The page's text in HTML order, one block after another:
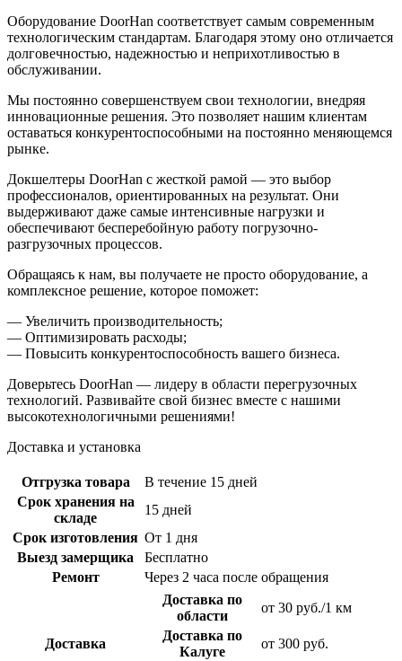
Оборудование DoorHan соответствует самым современным
технологическим стандартам. Благодаря этому оно отличается
долговечностью, надежностью и неприхотливостью в
обслуживании.
Мы постоянно совершенствуем свои технологии, внедряя
инновационные решения. Это позволяет нашим клиентам
оставаться конкурентоспособными на постоянно меняющемся
рынке.
Докшелтеры DoorHan с жесткой рамой — это выбор
профессионалов, ориентированных на результат. Они
выдерживают даже самые интенсивные нагрузки и
обеспечивают бесперебойную работу погрузочно-
разгрузочных процессов.
Обращаясь к нам, вы получаете не просто оборудование, а
комплексное решение, которое поможет:
— Увеличить производительность;
— Оптимизировать расходы;
— Повысить конкурентоспособность вашего бизнеса.
Доверьтесь DoorHan — лидеру в области перегрузочных
технологий. Развивайте свой бизнес вместе с нашими
высокотехнологичными решениями!
Доставка и установка
Отгрузка товара
В течение 15 дней
Срок хранения на
складе
15 дней
Срок изготовления От 1 дня
Выезд замерщика
Бесплатно
Ремонт
Через 2 часа после обращения
Доставка
Доставка по
области
от 30 руб./1 км
Доставка по
Калуге
от 300 руб.